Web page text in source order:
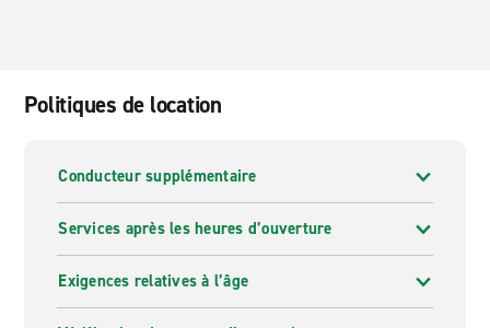
Politiques de location
Conducteur supplémentaire
Services après les heures d’ouverture
Exigences relatives à l’âge